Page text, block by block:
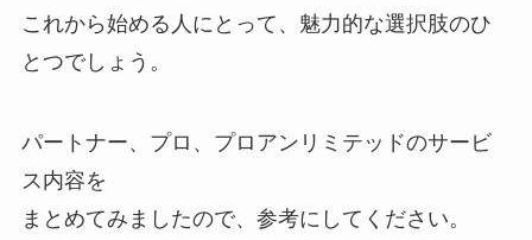
これから始める人にとって、魅力的な選択肢のひ
とつでしょう。
パートナー、プロ、プロアンリミテッドのサービ
ス内容を
まとめてみましたので、参考にしてください。